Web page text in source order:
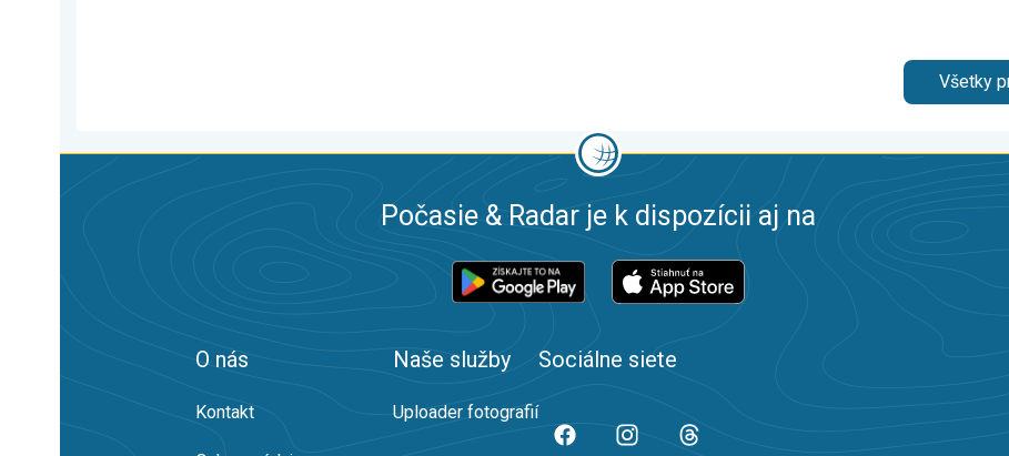
Všetky
Počasie & Radar je k dispozícii aj na
O nás
Kontakt
Naše služby
Uploader fotografií
Sociálne siete